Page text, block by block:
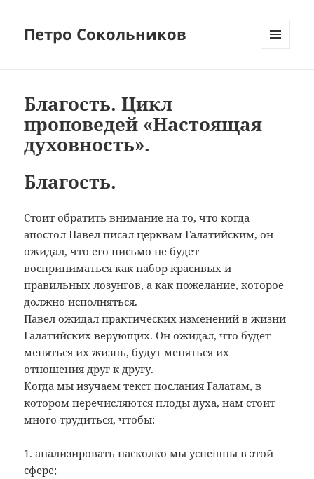
Петро Сокольников
Благость. Цикл
проповедей «Настоящая
духовность».
Благость.
Стоит обратить внимание на то, что когда
апостол Павел писал церквам Галатийским, он
ожидал, что его письмо не будет
восприниматься как набор красивых и
правильных лозунгов, а как пожелание, которое
должно исполняться.
Павел ожидал практических изменений в жизни
Галатийских верующих. Он ожидал, что будет
меняться их жизнь, будут меняться их
отношения друг к другу.
Когда мы изучаем текст послания Галатам, в
котором перечисляются плоды духа, нам стоит
много трудиться, чтобы:
1. анализировать насколко мы успешны в этой
сфере;